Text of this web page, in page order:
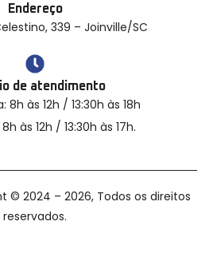
Endereço
339 – Joinville/SC
de atendimento
8h às 12h / 13:30h às 18h
às 12h / 13:30h às 17h.
© 2024 – 2026, Todos os direitos
reservados.